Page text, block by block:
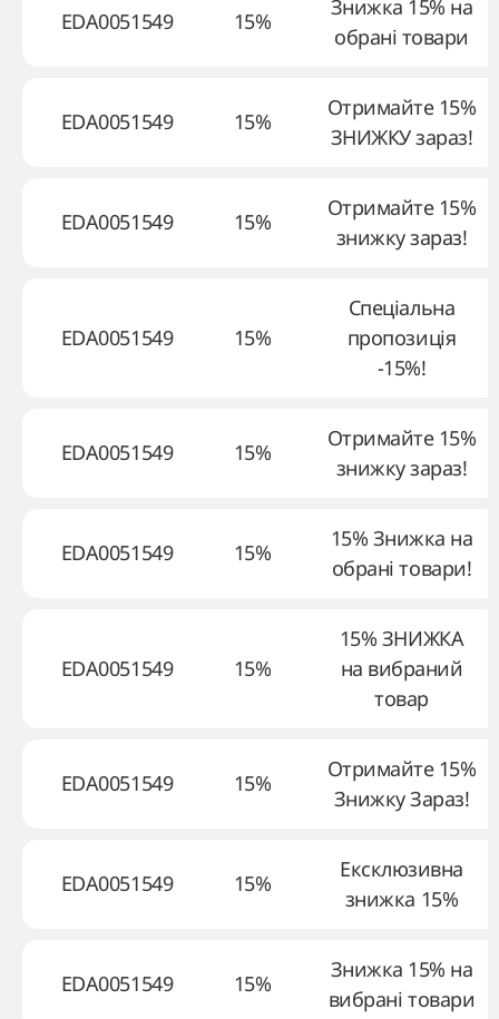
EDA0051549 15%
Знижка 15% на
обрані товари
EDA0051549 15%
Отримайте 15%
ЗНИЖКУ зараз!
EDA0051549 15%
Отримайте 15%
знижку зараз!
EDA0051549 15%
Спеціальна
пропозиція
-15%!
EDA0051549 15%
Отримайте 15%
знижку зараз!
EDA0051549 15%
15% Знижка на
обрані товари!
EDA0051549 15%
15% ЗНИЖКА
на вибраний
товар
EDA0051549 15%
Отримайте 15%
Знижку Зараз!
EDA0051549 15%
Ексклюзивна
знижка 15%
EDA0051549 15%
Знижка 15% на
вибрані товари